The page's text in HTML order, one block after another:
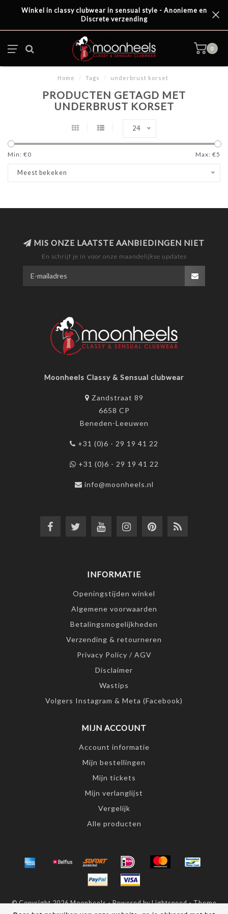
Winkel in classy clubwear in sensual style - Anonieme en
Discrete verzending
0
Home / Tags / underbrust korset
PRODUCTEN GETAGD MET
UNDERBRUST KORSET
24
Min: €0 Max: €5
Meest bekeken
MIS ONZE LAATSTE AANBIEDINGEN NIET
En schrijf je in voor onze maandelijkse updates
Moonheels Classy & Sensual clubwear
Zandstraat 89
6658 CP
Beneden-Leeuwen
+31 (0)6 - 29 19 41 22
+31 (0)6 - 29 19 41 22
info@moonheels.nl
INFORMATIE
Openingstijden winkel
Algemene voorwaarden
Betalingsmogelijkheden
Verzending & retourneren
Privacy Policy / AGV
Disclaimer
Wastips
Volgers Instagram & Meta (Facebook)
MIJN ACCOUNT
Account informatie
Mijn bestellingen
Mijn tickets
Mijn verlanglijst
Vergelijk
Alle producten
© Copyright 2026 Moonheels - Powered byLightspeed- Theme